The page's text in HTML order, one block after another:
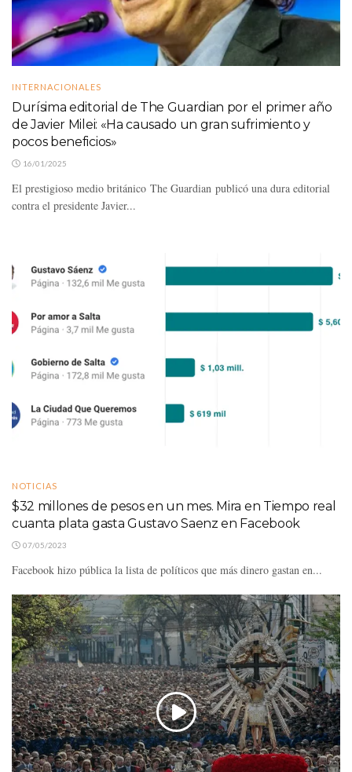
INTERNACIONALES
Durísima editorial de The Guardian por el primer año
de Javier Milei: «Ha causado un gran sufrimiento y
pocos beneficios»
16/01/2025
El prestigioso medio británico The Guardian publicó una dura editorial
contra el presidente Javier...
NOTICIAS
$32 millones de pesos en un mes. Mira en Tiempo real
cuanta plata gasta Gustavo Saenz en Facebook
07/05/2023
Facebook hizo pública la lista de políticos que más dinero gastan en...